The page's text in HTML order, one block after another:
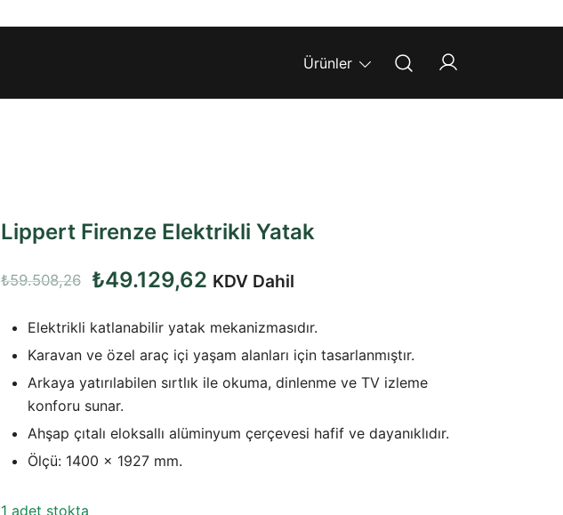
Ürünler
Lippert Firenze Elektrikli Yatak
₺59.508,26
Orijinal
₺59.508,26.
₺49.129,62 Şu
fiyat:
₺49.129,62.
KDV Dahil
Elektrikli katlanabilir yatak mekanizmasıdır.
Karavan ve özel araç içi yaşam alanları için tasarlanmıştır.
Arkaya yatırılabilen sırtlık ile okuma, dinlenme ve TV izleme
konforu sunar.
Ahşap çıtalı eloksallı alüminyum çerçevesi hafif ve dayanıklıdır.
Ölçü: 1400 x 1927 mm.
1 adet stokta